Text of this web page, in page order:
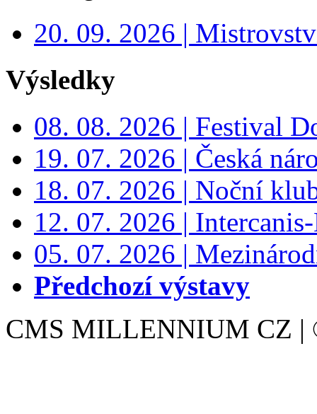
20. 09. 2026 |
Výsledky
08. 08. 2026 | Festival
19. 07. 2026 | Česká
18. 07. 2026 | Noční
12. 07. 2026 |
05. 07. 2026 |
Předchozí výstavy
CMS MILLENNIUM CZ |